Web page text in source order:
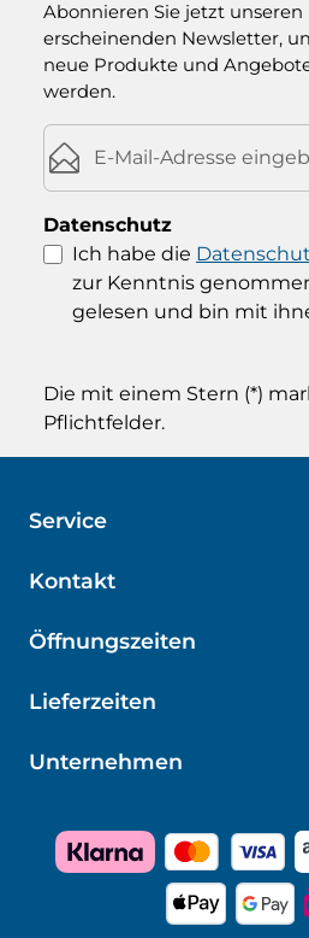
Abonnieren Sie jetzt
erscheinenden Newsletter,
neue Produkte und
werden.
E-Mail-Adresse*
Datenschutz
Ich habe die
zur Kenntnis
gelesen und bin mit
Die mit einem Stern (*)
Pflichtfelder.
Kontakt
Öffnungszeiten
Service
Unternehmen
Lieferzeiten